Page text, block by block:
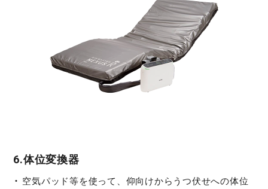
6.体位変換器
空気パッド等を使って、仰向けからうつ伏せへの体位